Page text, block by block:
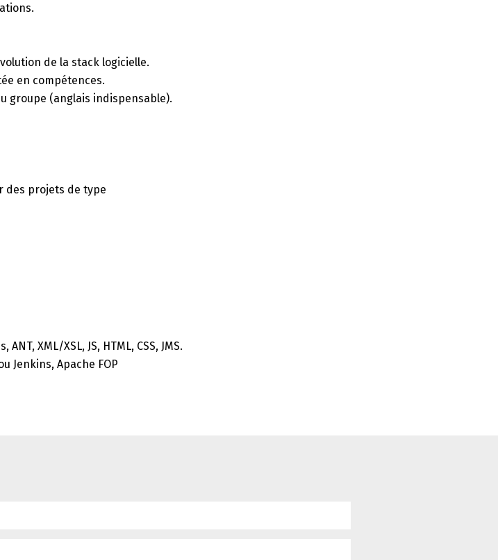
de la stack logicielle.
en compétences.
groupe (anglais indispensable).
des projets de type
XML/XSL, JS, HTML, CSS, JMS.
Jenkins, Apache FOP